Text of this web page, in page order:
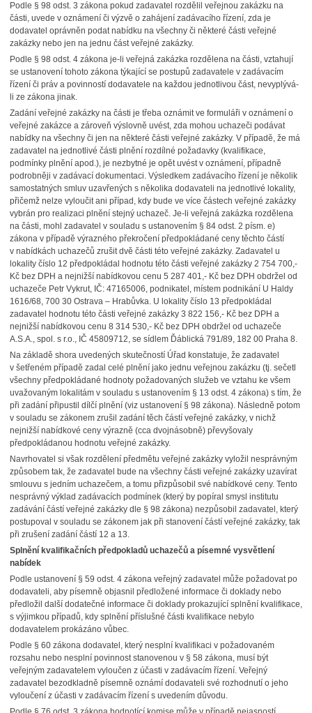
Podle § 98 odst. 3 zákona pokud zadavatel rozdělil veřejnou zakázku na
části, uvede v oznámení či výzvě o zahájení zadávacího řízení, zda je
dodavatel oprávněn podat nabídku na všechny či některé části veřejné
zakázky nebo jen na jednu část veřejné zakázky.
Podle § 98 odst. 4 zákona je-li veřejná zakázka rozdělena na části, vztahují
se ustanovení tohoto zákona týkající se postupů zadavatele v zadávacím
řízení či práv a povinností dodavatele na každou jednotlivou část, nevyplývá-
li ze zákona jinak.
Zadání veřejné zakázky na části je třeba oznámit ve formuláři v oznámení o
veřejné zakázce a zároveň výslovně uvést, zda mohou uchazeči podávat
nabídky na všechny či jen na některé části veřejné zakázky. V případě, že má
zadavatel na jednotlivé části plnění rozdílné požadavky (kvalifikace,
podmínky plnění apod.), je nezbytné je opět uvést v oznámení, případně
podrobněji v zadávací dokumentaci. Výsledkem zadávacího řízení je několik
samostatných smluv uzavřených s několika dodavateli na jednotlivé lokality,
přičemž nelze vyloučit ani případ, kdy bude ve více částech veřejné zakázky
vybrán pro realizaci plnění stejný uchazeč. Je-li veřejná zakázka rozdělena
na části, mohl zadavatel v souladu s ustanovením § 84 odst. 2 písm. e)
zákona v případě výrazného překročení předpokládané ceny těchto částí
v nabídkách uchazečů zrušit dvě části této veřejné zakázky. Zadavatel u
lokality číslo 12 předpokládal hodnotu této části veřejné zakázky 2 754 700,-
Kč bez DPH a nejnižší nabídkovou cenu 5 287 401,- Kč bez DPH obdržel od
uchazeče Petr Vykrut, IČ: 47165006, podnikatel, místem podnikání U Haldy
1616/68, 700 30 Ostrava – Hrabůvka. U lokality číslo 13 předpokládal
zadavatel hodnotu této části veřejné zakázky 3 822 156,- Kč bez DPH a
nejnižší nabídkovou cenu 8 314 530,- Kč bez DPH obdržel od uchazeče
A.S.A., spol. s r.o., IČ 45809712, se sídlem Ďáblická 791/89, 182 00 Praha 8.
Na základě shora uvedených skutečností Úřad konstatuje, že zadavatel
v šetřeném případě zadal celé plnění jako jednu veřejnou zakázku (tj. sečetl
všechny předpokládané hodnoty požadovaných služeb ve vztahu ke všem
uvažovaným lokalitám v souladu s ustanovením § 13 odst. 4 zákona) s tím, že
při zadání připustil dílčí plnění (viz ustanovení § 98 zákona). Následně potom
v souladu se zákonem zrušil zadání těch částí veřejné zakázky, v nichž
nejnižší nabídkové ceny výrazně (cca dvojnásobně) převyšovaly
předpokládanou hodnotu veřejné zakázky.
Navrhovatel si však rozdělení předmětu veřejné zakázky vyložil nesprávným
způsobem tak, že zadavatel bude na všechny části veřejné zakázky uzavírat
smlouvu s jedním uchazečem, a tomu přizpůsobil své nabídkové ceny. Tento
nesprávný výklad zadávacích podmínek (který by popíral smysl institutu
zadávání částí veřejné zakázky dle § 98 zákona) nezpůsobil zadavatel, který
postupoval v souladu se zákonem jak při stanovení částí veřejné zakázky, tak
při zrušení zadání částí 12 a 13.
Splnění kvalifikačních předpokladů uchazečů a písemné vysvětlení
nabídek
Podle ustanovení § 59 odst. 4 zákona veřejný zadavatel může požadovat po
dodavateli, aby písemně objasnil předložené informace či doklady nebo
předložil další dodatečné informace či doklady prokazující splnění kvalifikace,
s výjimkou případů, kdy splnění příslušné části kvalifikace nebylo
dodavatelem prokázáno vůbec.
Podle § 60 zákona dodavatel, který nesplní kvalifikaci v požadovaném
rozsahu nebo nesplní povinnost stanovenou v § 58 zákona, musí být
veřejným zadavatelem vyloučen z účasti v zadávacím řízení. Veřejný
zadavatel bezodkladně písemně oznámí dodavateli své rozhodnutí o jeho
vyloučení z účasti v zadávacím řízení s uvedením důvodu.